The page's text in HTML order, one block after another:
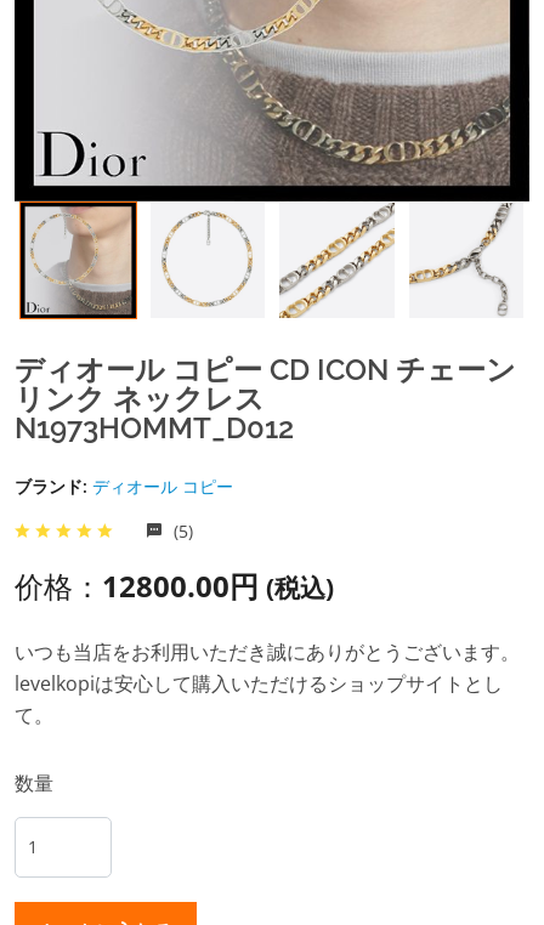
ディオール コピー CD ICON チェーン
リンク ネックレス
N1973HOMMT_D012
ブランド: ディオール コピー
(5)
价格： 12800.00円 (税込)
いつも当店をお利用いただき誠にありがとうございます。
levelkopiは安心して購入いただけるショップサイトとし
て。
数量